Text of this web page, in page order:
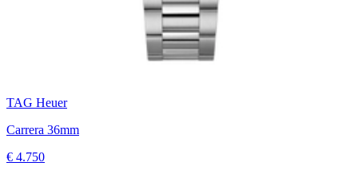
TAG Heuer
Carrera 36mm
€ 4.750